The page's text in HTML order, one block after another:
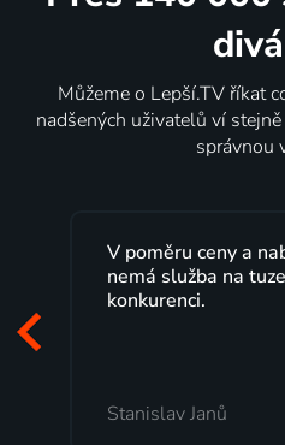
Můžeme o Lepší.TV říkat
nadšených uživatelů ví
správnou
V poměru ceny a nabídky
nemá služba na tuzemském
konkurenci.
Stanislav Janů